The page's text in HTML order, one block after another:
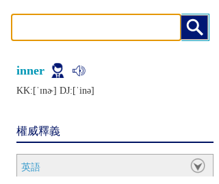
inner
KK:[ˈɪnɚ] DJ:[ˈinǝ]
權威釋義
英語